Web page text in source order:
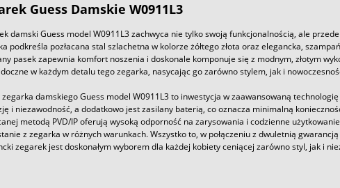
Guess Damskie W0911L3
damski Guess model W0911L3 zachwyca nie tylko swoją funkcjonalnością, ale
podkreśla pozłacana stal szlachetna w kolorze żółtego złota oraz elegancka,
pasek zapewnia komfort noszenia i doskonale komponuje się z modnym, złotym
w każdym detalu tego zegarka, nasycając go zarówno stylem, jak i
zegarka damskiego Guess model W0911L3 to inwestycja w zaawansowaną
i niezawodność, a dodatkowo jest zasilany baterią, co oznacza minimalną
metodą PVD/IP oferują wysoką odporność na zarysowania i codzienne
z zegarka w różnych warunkach. Wszystko to, w połączeniu z dwuletnią
zegarek jest doskonałym wyborem dla każdej kobiety ceniącej zarówno styl, jak i